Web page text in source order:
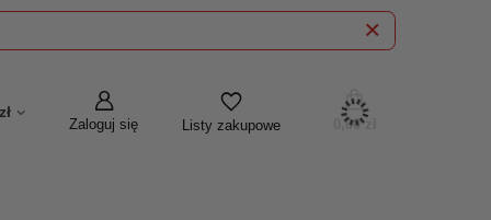
zł
Zaloguj się Listy zakupowe 0,00 zł